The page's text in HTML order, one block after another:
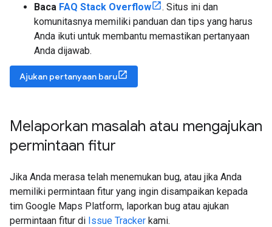
Baca FAQ Stack Overflow
. Situs ini dan
komunitasnya memiliki panduan dan tips yang harus
Anda ikuti untuk membantu memastikan pertanyaan
Anda dijawab.
Ajukan pertanyaan baru
Melaporkan masalah atau mengajukan
permintaan fitur
Jika Anda merasa telah menemukan bug, atau jika Anda
memiliki permintaan fitur yang ingin disampaikan kepada
tim Google Maps Platform, laporkan bug atau ajukan
permintaan fitur di Issue Tracker kami.